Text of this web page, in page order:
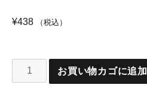
¥438 （税込）
お買い物カゴに追加